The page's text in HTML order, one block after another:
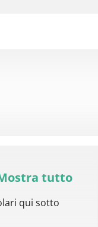
tutto
qui sotto